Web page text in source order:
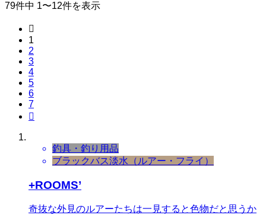
79件中 1〜12件を表示

1
2
3
4
5
6
7

釣具・釣り用品
ブラックバス淡水（ルアー・フライ）
+ROOMS’
奇抜な外見のルアーたちは一見すると色物だと思うか